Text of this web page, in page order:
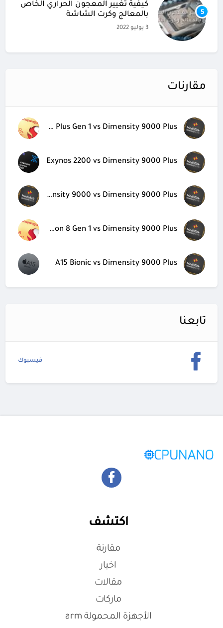
5
كيفية تغيير المعجون الحراري الخاص
بالمعالج وكرت الشاشة
مقارنات
Snapdragon 8 Plus Gen 1 vs Dimensity 9000 Plus
Exynos 2200 vs Dimensity 9000 Plus
Dimensity 9000 vs Dimensity 9000 Plus
Snapdragon 8 Gen 1 vs Dimensity 9000 Plus
A15 Bionic vs Dimensity 9000 Plus
تابعنا
فيسبوك
اكتشف
مقارنة
اخبار
مقالات
ماركات
الأجهزة المحمولة arm